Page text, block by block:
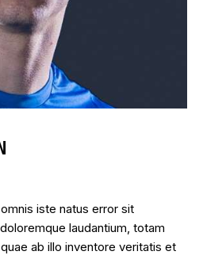
iste natus error sit
laudantium, totam
ab illo inventore veritatis et